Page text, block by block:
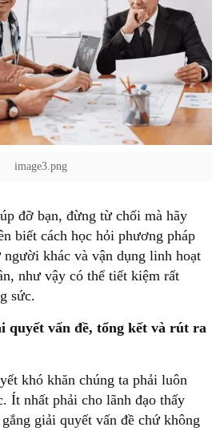
image3.png
biết cách học hỏi phương pháp
khác và vận dụng linh hoạt
như vậy có thể tiết kiệm rất
quyết vấn đề, tổng kết và rút ra
Ít nhất phải cho lãnh đạo thấy
giải quyết vấn đề chứ không